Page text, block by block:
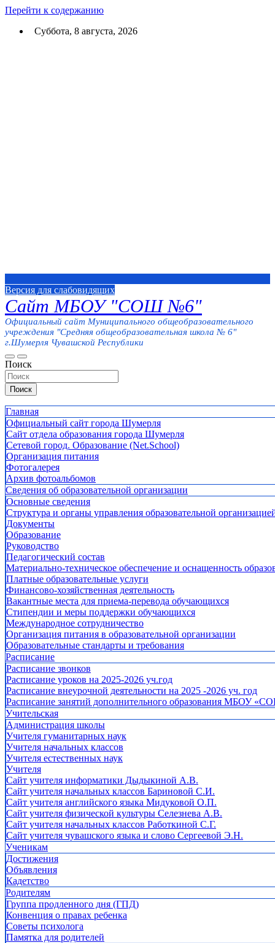
Перейти к содержанию
Суббота, 8 августа, 2026
Версия для слабовидящих
Сайт МБОУ "СОШ №6"
Официальный сайт Муниципального общеобразовательного
учреждения "Средняя общеобразовательная школа № 6"
г.Шумерля Чувашской Республики
Поиск
Поиск
Главная
Официальный сайт города Шумерля
Сайт отдела образования города Шумерля
Сетевой город. Образование (Net.School)
Организация питания
Фотогалерея
Архив фотоальбомов
Сведения об образовательной организации
Основные сведения
Структура и органы управления образовательной
Документы
Образование
Руководство
Педагогический состав
Материально-техническое обеспечение и оснащенность
Платные образовательные услуги
Финансово-хозяйственная деятельность
Вакантные места для приема-перевода обучающихся
Стипендии и меры поддержки обучающихся
Международное сотрудничество
Организация питания в образовательной организации
Образовательные стандарты и требования
Расписание
Расписание звонков
Расписание уроков на 2025-2026 уч.год
Расписание внеурочной деятельности на 2025 -2026 уч. год
Расписание занятий дополнительного образования МБОУ
Учительская
Администрация школы
Учителя гуманитарных наук
Учителя начальных классов
Учителя естественных наук
Учителя
Cайт учителя информатики Дыдыкиной А.В.
Сайт учителя начальных классов Бариновой С.И.
Сайт учителя английского языка Мидуковой О.П.
Сайт учителя физической культуры Селезнева А.В.
Сайт учителя начальных классов Работкиной С.Г.
Сайт учителя чувашского языка и слово Сергеевой Э.Н.
Ученикам
Достижения
Объявления
Кадетство
Родителям
Группа продленного дня (ГПД)
Конвенция о правах ребенка
Советы психолога
Памятка для родителей